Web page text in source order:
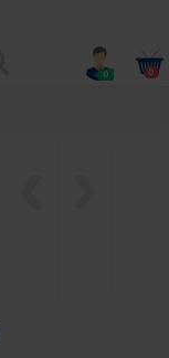
0 0